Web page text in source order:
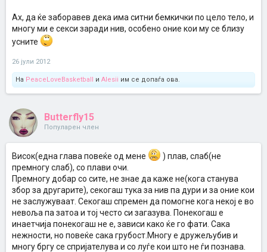
Ах, да ќе заборавев дека има ситни бемкички по цело тело, и
многу ми е секси заради нив, особено оние кои му се близу
усните
26 јули 2012
На PeaceLoveBasketball и Alesii им се допаѓа ова.
Butterfly15
Популарен член
Висок(една глава повеќе од мене
) плав, слаб(не
премногу слаб), со плави очи.
Премногу добар со сите, не знае да каже не(кога станува
збор за другарите), секогаш тука за нив па дури и за оние кои
не заслужуваат. Секогаш спремен да помогне кога некој е во
невоља па затоа и тој често си загазува. Понекогаш е
инаетчија понекогаш не е, зависи како ќе го фати. Сака
нежности, но повеќе сака грубост.Многу е дружељубив и
многу бргу се спријателува и со луѓе кои што не ѓи познава.